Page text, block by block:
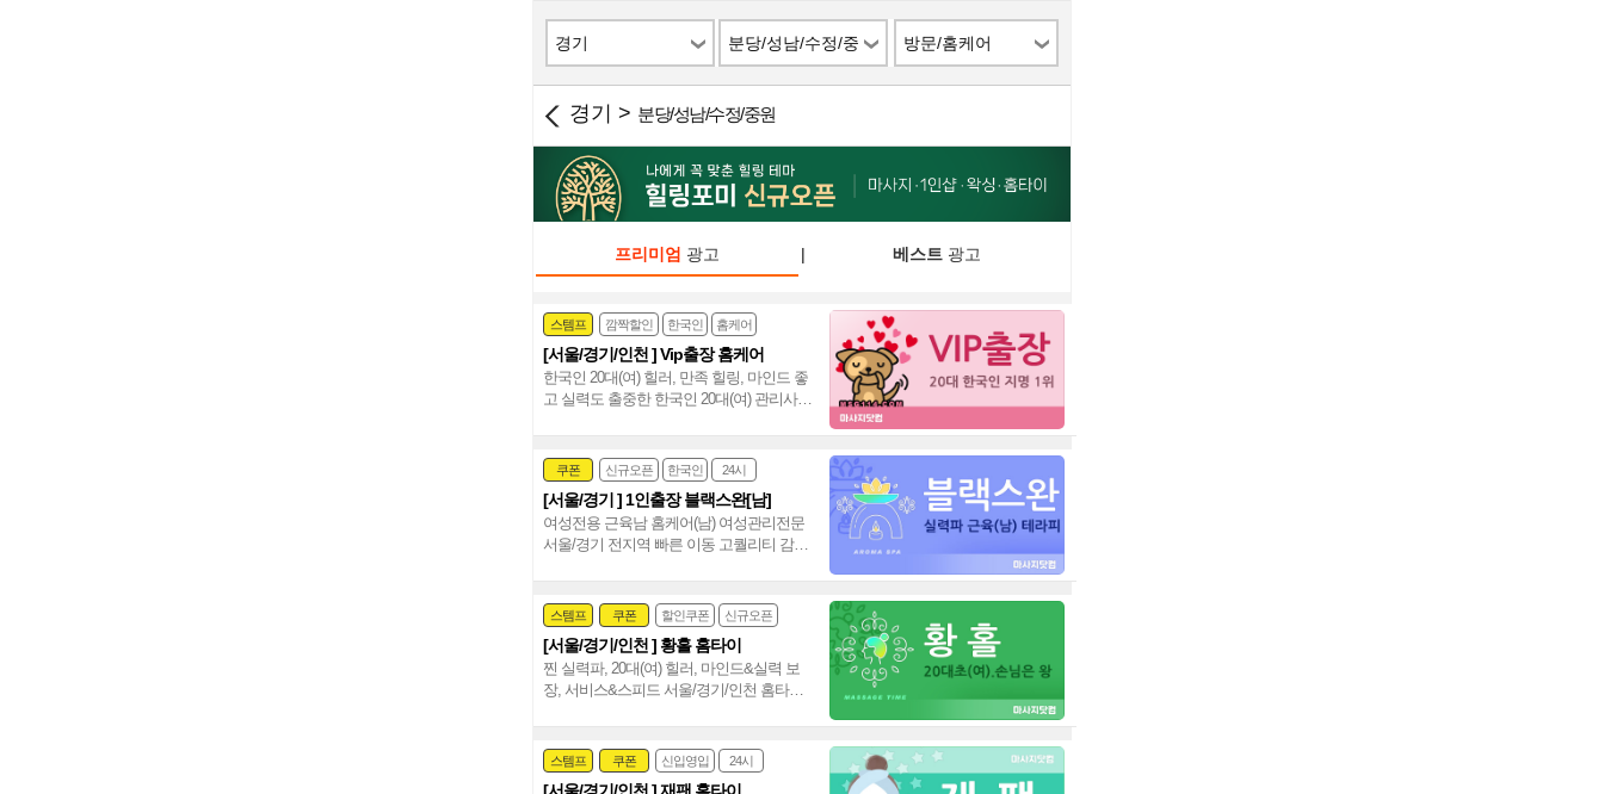
경기
분당/성남/수정/중
원
방문/홈케어
경기 > 분당/성남/수정/중원
프리미엄 광고 | 베스트광고
스템프 깜짝할인 한국인 홈케어
[서울/경기/인천 ] Vip출장 홈케어
한국인 20대(여) 힐러, 만족 힐링, 마인드 좋
고 실력도 출중한 한국인 20대(여) 관리사,
쿠폰 신규오픈 한국인 24시
여성전문
[서울/경기 ] 1인출장 블랙스완[남]
여성전용 근육남 홈케어(남) 여성관리전문
서울/경기 전지역 빠른 이동 고퀄리티 감성
스템프 쿠폰 할인쿠폰 신규오픈
24시 홈케어
[서울/경기/인천 ] 황홀 홈타이
찐 실력파, 20대(여) 힐러, 마인드&실력 보
장, 서비스&스피드 서울/경기/인천 홈타이
스템프 쿠폰 신입영입 24시
여자힐러 감성전문
[서울/경기/인천 ] 재팬 홈타이